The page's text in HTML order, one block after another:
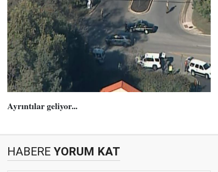
Ayrıntılar geliyor...
HABERE YORUM KAT